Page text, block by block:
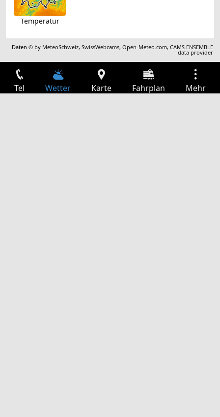
Temperatur
Daten © by MeteoSchweiz,SwissWebcams,Open-Meteo.com,CAMS ENSEMBLE
data provider
Tel Wetter Karte Fahrplan Mehr